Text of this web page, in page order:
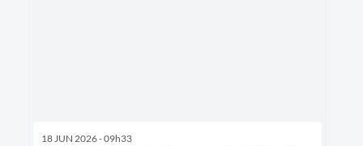
18 JUN 2026 - 09h33